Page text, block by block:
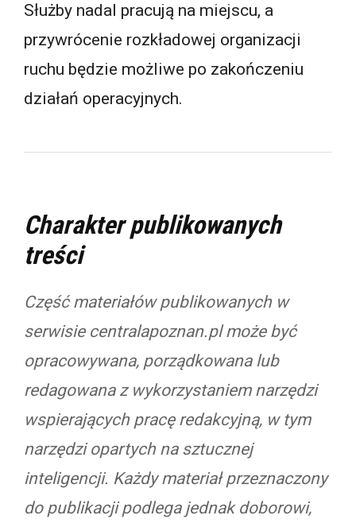
Służby nadal pracują na miejscu, a
przywrócenie rozkładowej organizacji
ruchu będzie możliwe po zakończeniu
działań operacyjnych.
Charakter publikowanych
treści
Część materiałów publikowanych w
serwisie centralapoznan.pl może być
opracowywana, porządkowana lub
redagowana z wykorzystaniem narzędzi
wspierających pracę redakcyjną, w tym
narzędzi opartych na sztucznej
inteligencji. Każdy materiał przeznaczony
do publikacji podlega jednak doborowi,